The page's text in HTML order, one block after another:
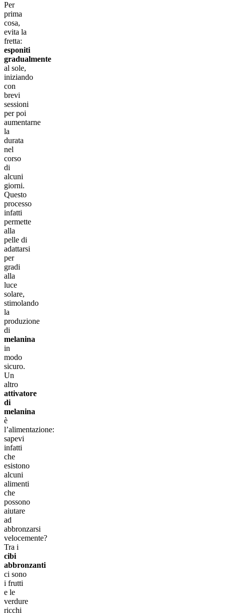
Per
prima
cosa,
evita la
fretta:
esponiti
gradualmente
al sole,
iniziando
con
brevi
sessioni
per poi
aumentarne
la
durata
nel
corso
di
alcuni
giorni.
Questo
processo
infatti
permette
alla
pelle di
adattarsi
per
gradi
alla
luce
solare,
stimolando
la
produzione
di
melanina
in
modo
sicuro.
Un
altro
attivatore
di
melanina
è
l’alimentazione:
sapevi
infatti
che
esistono
alcuni
alimenti
che
possono
aiutare
ad
abbronzarsi
velocemente?
Tra i
cibi
abbronzanti
ci sono
i frutti
e le
verdure
ricchi